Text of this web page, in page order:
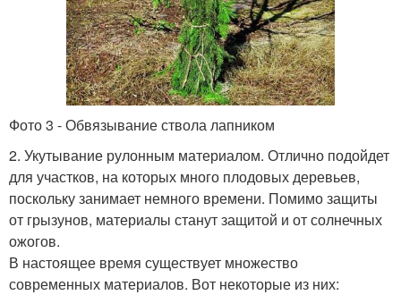
Фото 3 - Обвязывание ствола лапником
2. Укутывание рулонным материалом. Отлично подойдет
для участков, на которых много плодовых деревьев,
поскольку занимает немного времени. Помимо защиты
от грызунов, материалы станут защитой и от солнечных
ожогов.
В настоящее время существует множество
современных материалов. Вот некоторые из них: